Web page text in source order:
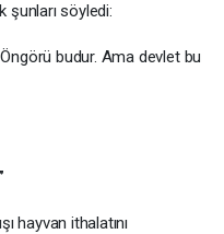
şunları söyledi:
budur. Ama devlet bu
hayvan ithalatını